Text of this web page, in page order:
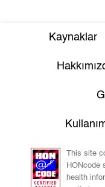
Kaynaklar
This site
HONcode
health